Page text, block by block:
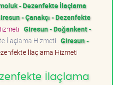
- Dezenfekte İlaçlama
- Çanakçı - Dezenfekte
Giresun - Doğankent -
İlaçlama Hizmeti Giresun -
İlaçlama Hizmeti
İlaçlama